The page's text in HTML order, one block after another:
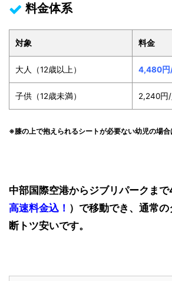
料金体系
対象 料金
大人（12歳以上） 4,480円
子供（12歳未満） 2,240円/
※膝の上で抱えられるシートが必要ない幼児の場合
中部国際空港からジブリパークま
高速料金込！ ）で移動でき、通常
断トツ安いです。